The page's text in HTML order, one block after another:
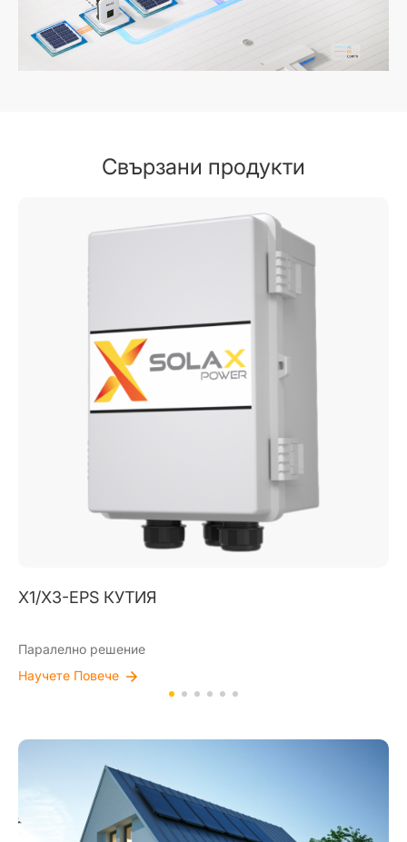
Свързани продукти
BMS-Паралелна кутия-II
Подходящ за разширяване на капацитета
Научете Повече